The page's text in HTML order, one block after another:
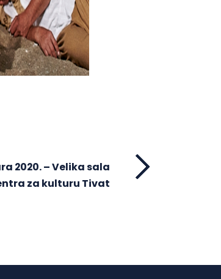
2020. – Velika sala
za kulturu Tivat